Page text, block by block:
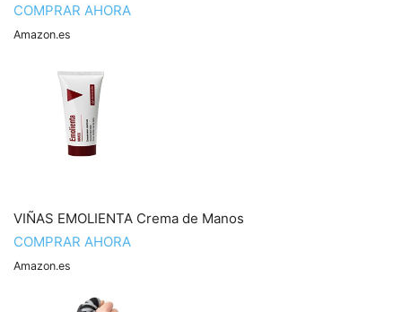
COMPRAR AHORA
Amazon.es
VIÑAS EMOLIENTA Crema de Manos
COMPRAR AHORA
Amazon.es